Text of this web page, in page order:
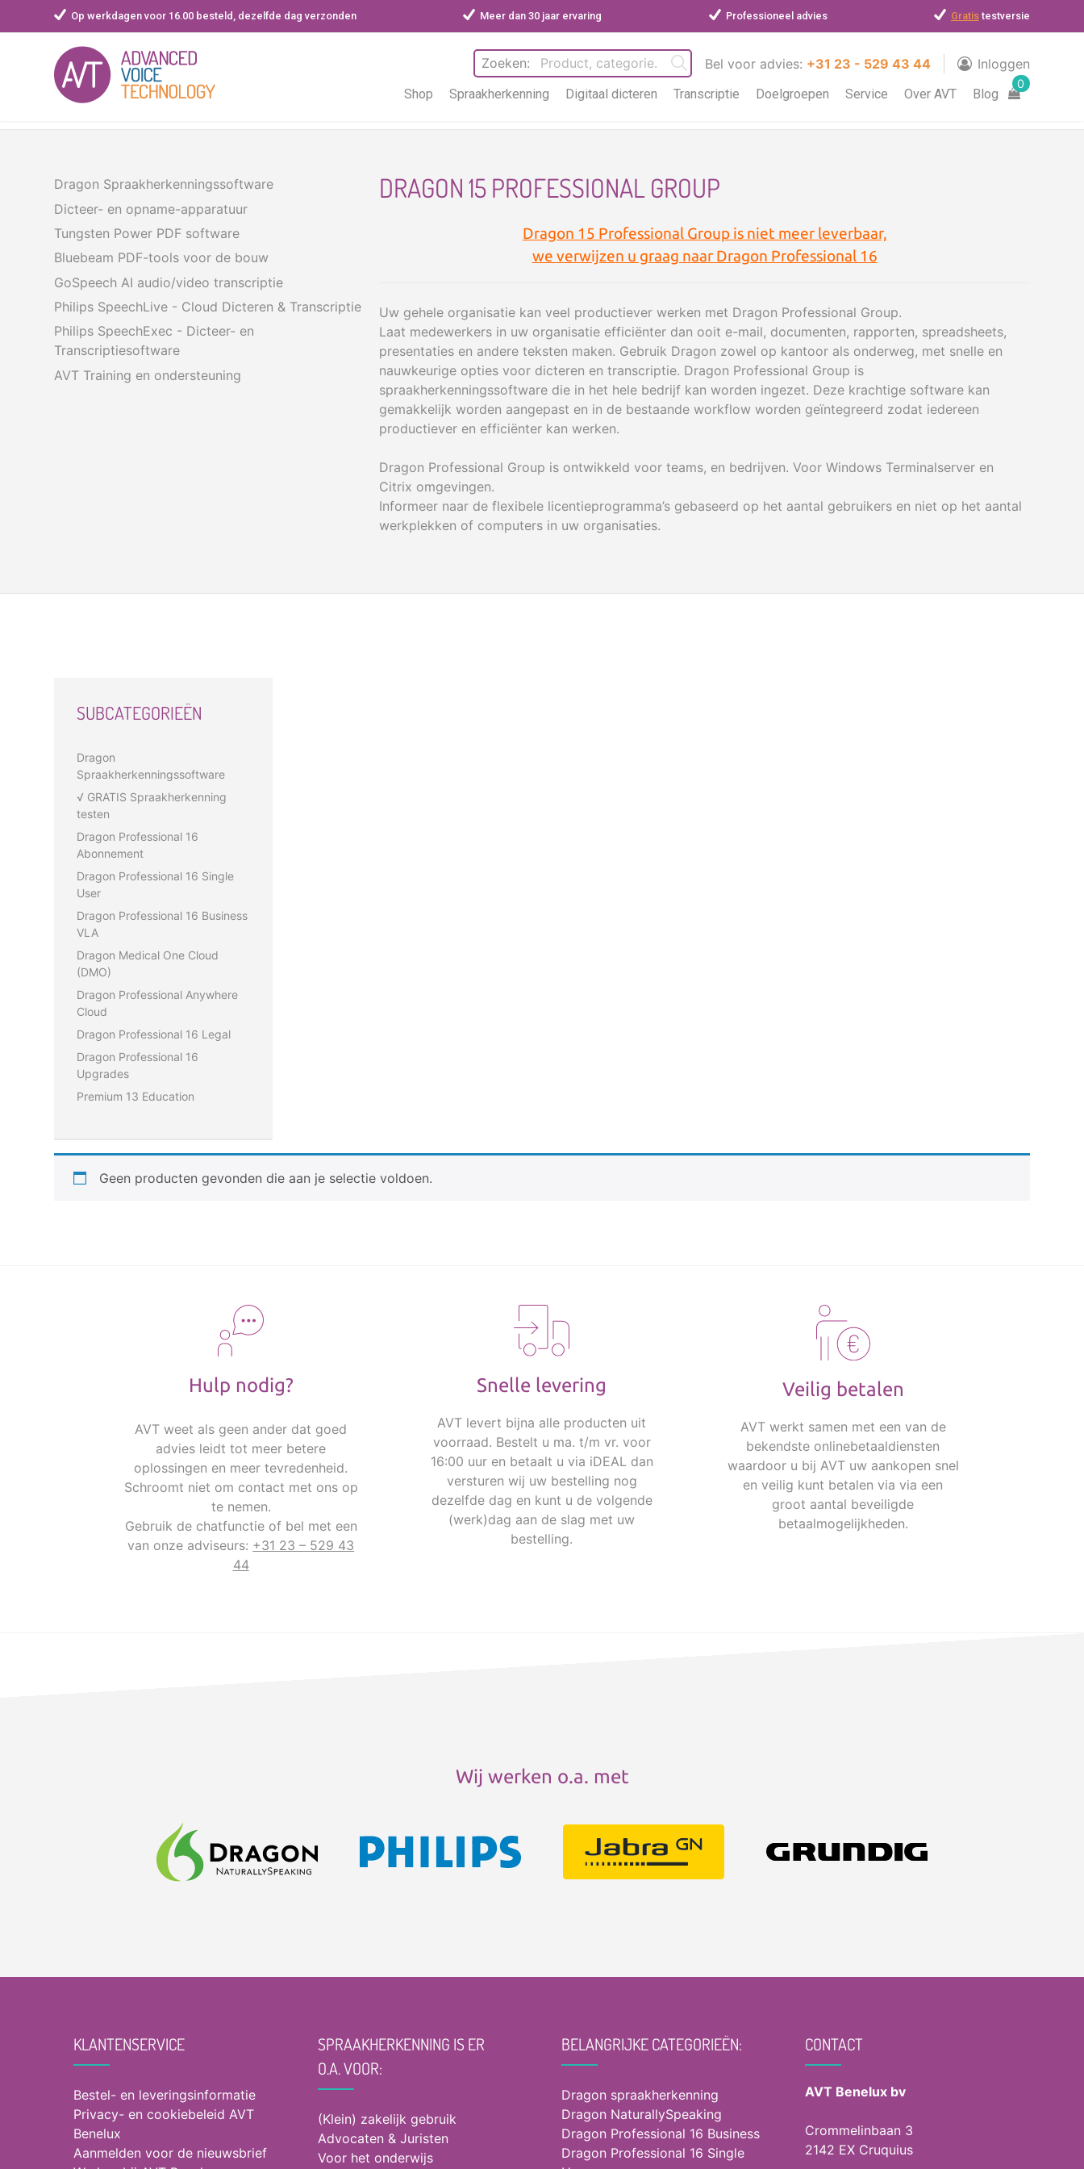
Op werkdagen voor 16.00 besteld, dezelfde dag verzonden Meer dan 30 jaar ervaring Professioneel advies Gratistestversie
Inloggen
Bel voor advies: +31 23 - 529 43 44
Zoeken:
0
Shop Spraakherkenning Digitaal dicteren Transcriptie Doelgroepen Service Over AVT Blog
Dragon Spraakherkenningssoftware
Dicteer- en opname-apparatuur
Tungsten Power PDF software
Bluebeam PDF-tools voor de bouw
GoSpeech AI audio/video transcriptie
Philips SpeechLive - Cloud Dicteren & Transcriptie
Philips SpeechExec - Dicteer- en
Transcriptiesoftware
AVT Training en ondersteuning
DRAGON 15 PROFESSIONAL GROUP
Dragon 15 Professional Group is niet meer leverbaar,
we verwijzen u graag naar Dragon Professional 16
Uw gehele organisatie kan veel productiever werken met Dragon Professional Group.
Laat medewerkers in uw organisatie efficiënter dan ooit e-mail, documenten, rapporten, spreadsheets,
presentaties en andere teksten maken. Gebruik Dragon zowel op kantoor als onderweg, met snelle en
nauwkeurige opties voor dicteren en transcriptie. Dragon Professional Group is
spraakherkenningssoftware die in het hele bedrijf kan worden ingezet. Deze krachtige software kan
gemakkelijk worden aangepast en in de bestaande workflow worden geïntegreerd zodat iedereen
productiever en efficiënter kan werken.
Dragon Professional Group is ontwikkeld voor teams, en bedrijven. Voor Windows Terminalserver en
Citrix omgevingen.
Informeer naar de flexibele licentieprogramma’s gebaseerd op het aantal gebruikers en niet op het aantal
werkplekken of computers in uw organisaties.
SUBCATEGORIEËN
Dragon
Spraakherkenningssoftware
√ GRATIS Spraakherkenning
testen
Dragon Professional 16
Abonnement
Dragon Professional 16 Single
User
Dragon Professional 16 Business
VLA
Dragon Medical One Cloud
(DMO)
Dragon Professional Anywhere
Cloud
Dragon Professional 16 Legal
Dragon Professional 16
Upgrades
Premium 13 Education
Geen producten gevonden die aan je selectie voldoen.
Hulp nodig?
AVT weet als geen ander dat goed
advies leidt tot meer betere
oplossingen en meer tevredenheid.
Schroomt niet om contact met ons op
te nemen.
Gebruik de chatfunctie of bel met een
van onze adviseurs: +31 23 – 529 43
44
Snelle levering
AVT levert bijna alle producten uit
voorraad. Bestelt u ma. t/m vr. voor
16:00 uur en betaalt u via iDEAL dan
versturen wij uw bestelling nog
dezelfde dag en kunt u de volgende
(werk)dag aan de slag met uw
bestelling.
Veilig betalen
AVT werkt samen met een van de
bekendste onlinebetaaldiensten
waardoor u bij AVT uw aankopen snel
en veilig kunt betalen via via een
groot aantal beveiligde
betaalmogelijkheden.
Wij werken o.a. met
KLANTENSERVICE
Bestel- en leveringsinformatie
Privacy- en cookiebeleid AVT
Benelux
Aanmelden voor de nieuwsbrief
SPRAAKHERKENNING IS ER
O.A. VOOR:
(Klein) zakelijk gebruik
Advocaten & Juristen
Voor het onderwijs
BELANGRIJKE CATEGORIEËN:
Dragon spraakherkenning
Dragon NaturallySpeaking
Dragon Professional 16 Business
Dragon Professional 16 Single
CONTACT
AVT Benelux bv
Crommelinbaan 3
2142 EX Cruquius